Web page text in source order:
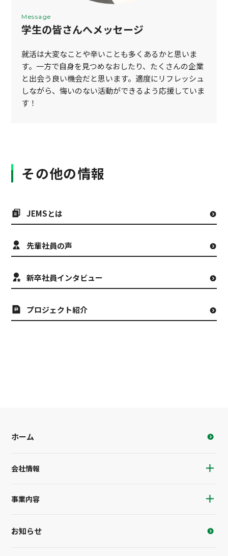
Message
学生の皆さんへメッセージ
就活は大変なことや辛いことも多くあるかと思いま
す。一方で自身を見つめなおしたり、たくさんの企業
と出会う良い機会だと思います。適度にリフレッシュ
しながら、悔いのない活動ができるよう応援していま
す！
その他の情報
JEMSとは
先輩社員の声
新卒社員インタビュー
プロジェクト紹介
ホーム
会社情報
事業内容
お知らせ